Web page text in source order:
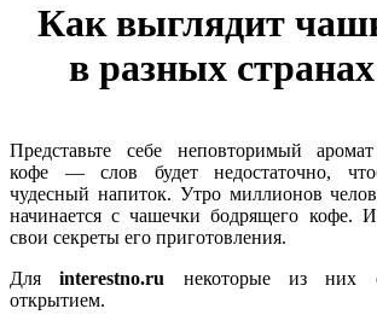
Как выглядит
в разных
Представьте себе неповторимый аромат
кофе — слов будет недостаточно,
чудесный напиток. Утро миллионов
начинается с чашечки бодрящего кофе.
свои секреты его приготовления.
Дляinterestno.ru некоторые из них
открытием.